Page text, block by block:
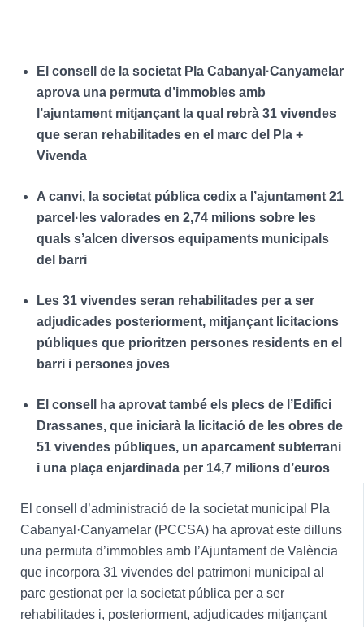
El consell de la societat Pla Cabanyal·Canyamelar
aprova una permuta d’immobles amb
l’ajuntament mitjançant la qual rebrà 31 vivendes
que seran rehabilitades en el marc del Pla +
Vivenda
A canvi, la societat pública cedix a l’ajuntament 21
parcel·les valorades en 2,74 milions sobre les
quals s’alcen diversos equipaments municipals
del barri
Les 31 vivendes seran rehabilitades per a ser
adjudicades posteriorment, mitjançant licitacions
públiques que prioritzen persones residents en el
barri i persones joves
El consell ha aprovat també els plecs de l’Edifici
Drassanes, que iniciarà la licitació de les obres de
51 vivendes públiques, un aparcament subterrani
i una plaça enjardinada per 14,7 milions d’euros
El consell d’administració de la societat municipal Pla
Cabanyal·Canyamelar (PCCSA) ha aprovat este dilluns
una permuta d’immobles amb l’Ajuntament de València
que incorpora 31 vivendes del patrimoni municipal al
parc gestionat per la societat pública per a ser
rehabilitades i, posteriorment, adjudicades mitjançant